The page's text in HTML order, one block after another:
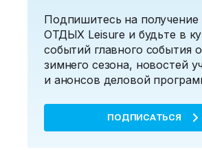
Подпишитесь на
ОТДЫХ Leisure и будьте в
событий главного события
зимнего сезона, новостей
и анонсов деловой
ПОДПИСАТЬСЯ